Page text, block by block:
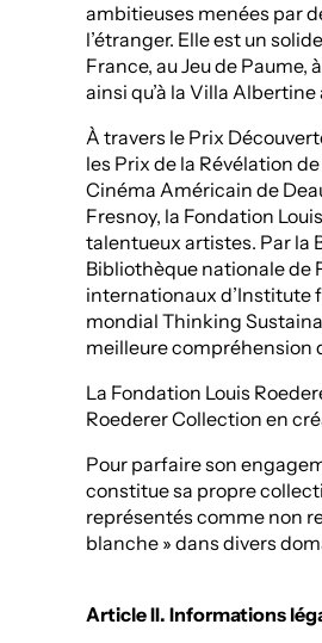
ambitieuses menées par
l’étranger. Elle est un
France, au Jeu de Paume,
ainsi qu’à la Villa
À travers le Prix
les Prix de la Révélation
Cinéma Américain de
Fresnoy, la Fondation
talentueux artistes. Par la
Bibliothèque nationale de
internationaux d’Institute
mondial Thinking
meilleure compréhension
La Fondation Louis
Roederer Collection en
Pour parfaire son
constitue sa propre
représentés comme non
blanche » dans divers
Article II. Informations